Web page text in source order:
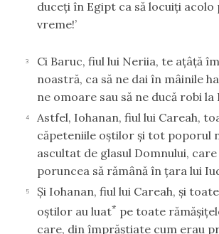
duceţi în Egipt ca să locuiţi acolo
vreme!’
3
Ci Baruc, fiul lui Neriia, te aţâţă
noastră, ca să ne dai în mâinile
ne omoare sau să ne ducă robi la
4
Astfel, Iohanan, fiul lui Careah,
căpeteniile oştilor şi tot poporul
ascultat de glasul Domnului, care
poruncea să rămână în ţara lui
5
Şi Iohanan, fiul lui Careah, şi
oştilor au luat* pe toate
care, din împrăştiate cum erau